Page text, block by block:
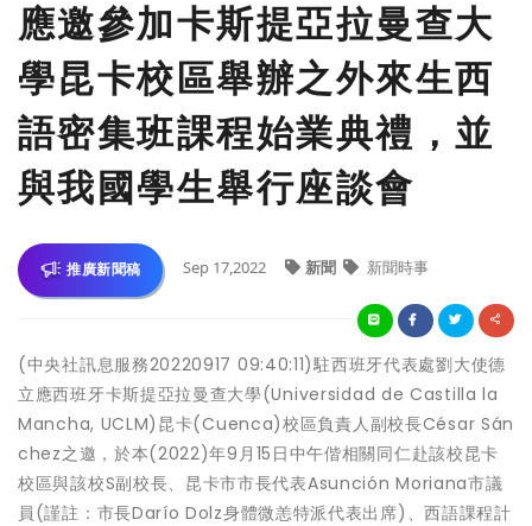
應邀參加卡斯提亞拉曼查大
學昆卡校區舉辦之外來生西
語密集班課程始業典禮，並
與我國學生舉行座談會
推廣新聞稿 Sep 17,2022 新聞 新聞時事
(中央社訊息服務20220917 09:40:11)駐西班牙代表處劉大使德
立應西班牙卡斯提亞拉曼查大學(Universidad de Castilla la
Mancha, UCLM)昆卡(Cuenca)校區負責人副校長César Sán
chez之邀，於本(2022)年9月15日中午偕相關同仁赴該校昆卡
校區與該校S副校長、昆卡市市長代表Asunción Moriana市議
員(謹註：市長Darío Dolz身體微恙特派代表出席)、西語課程計